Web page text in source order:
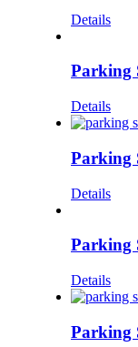
Details
Parking
Details
Parking
Details
Parking
Details
Parking